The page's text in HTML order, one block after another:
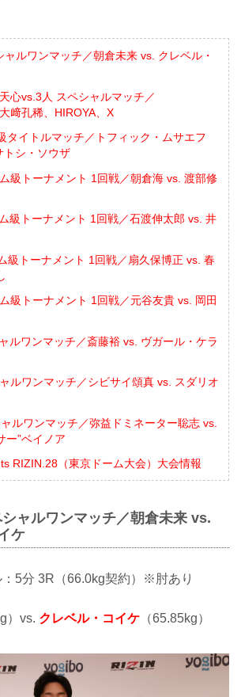
ルワンマッチ／朝倉未来 vs. クレベル・
心vs.3人 スペシャルマッチ／
﨑孔稀、HIROYA、X
タイトルマッチ／トフィック・ムサエフ
トシ・ソウザ
級トーナメント 1回戦／朝倉海 vs. 渡部修
級トーナメント 1回戦／石渡伸太郎 vs. 井
級トーナメント 1回戦／扇久保博正 vs. 春
級トーナメント 1回戦／元谷友貴 vs. 岡田
ルワンマッチ／斎藤裕 vs. ヴガール・ケラ
ルワンマッチ／シビサイ頌真 vs. スダリオ
ルワンマッチ／弥益ドミネーター聡志 vs.
ー”ベイノア
RIZIN.28（東京ドーム大会）大会情報
ャルワンマッチ／朝倉未来 vs.
ケ
：5分 3R（66.0kg契約）※肘あり
）vs. クレベル・コイケ （65.85kg）